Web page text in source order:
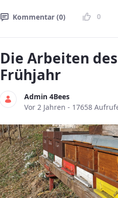
Kommentar (0) 0
Die Arbeiten
Frühjahr
Admin 4Bees
Publikationsdatum
Vor 2 Jahren - 17658